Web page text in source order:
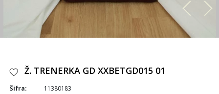
Ž. TRENERKA GD XXBETGD015 01
Šifra:
11380183